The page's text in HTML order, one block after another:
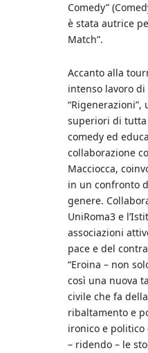
Comedy”
è stata autrice
Match”.
Accanto alla
intenso lavoro
superiori di
comedy ed
collaborazione
Macciocca,
in un confronto
genere.
UniRoma3 e
associazioni
pace e del
“Eroina – non
così una nuova
civile che fa
ribaltamento e
ironico e
– ridendo – le